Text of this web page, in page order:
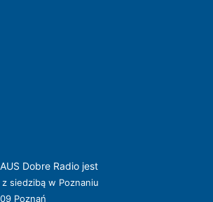
Dobre Radio jest
siedzibą w Poznaniu
Poznań